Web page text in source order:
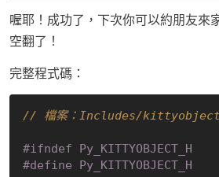
喔耶！成功了，下次你可以約朋友來
空翻了！
完整程式碼：
// 檔案：Includes/
#ifndef Py_KITTYOBJECT_H
#define Py_KITTYOBJECT_H